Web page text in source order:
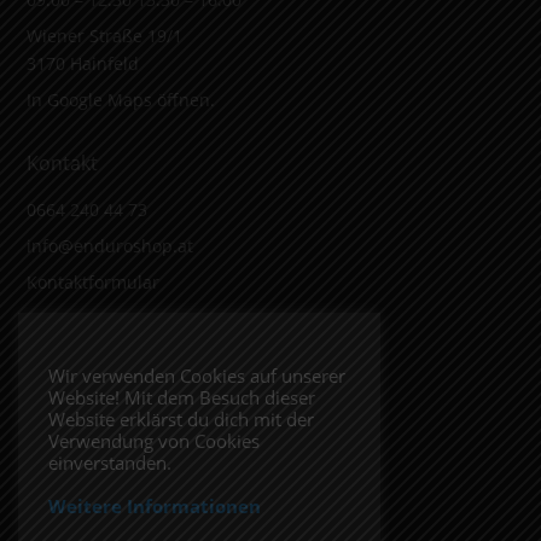
Wiener Straße 19/1
3170 Hainfeld
In Google Maps öffnen.
Kontakt
0664 240 44 73
info@enduroshop.at
Kontaktformular
Impressum
Datenschutzerklärung
Folge uns
Wir verwenden Cookies auf unserer
Website! Mit dem Besuch dieser
Website erklärst du dich mit der
Verwendung von Cookies
einverstanden.
Weitere Informationen